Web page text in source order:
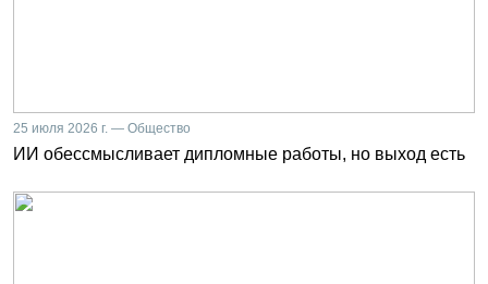
25 июля 2026 г. — Общество
ИИ обессмысливает дипломные работы, но выход есть